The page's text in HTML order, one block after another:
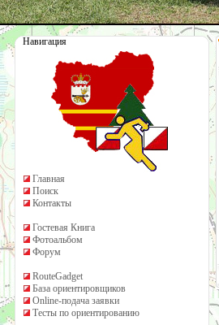
Навигация
Главная
Поиск
Контакты
Гостевая Книга
Фотоальбом
Форум
RouteGadget
База ориентировщиков
Online-подача заявки
Тесты по ориентированию